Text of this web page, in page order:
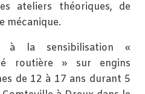
ateliers théoriques, de
mécanique.
à la sensibilisation «
routière » sur engins
de 12 à 17 ans durant 5